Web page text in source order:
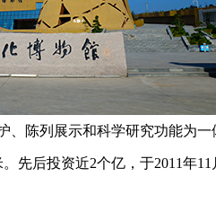
陈列展示和科学研究功能为一
先后投资近2个亿，于2011年